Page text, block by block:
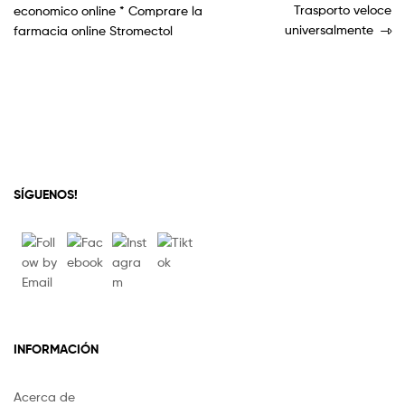
economico online * Comprare la
farmacia online Stromectol
Trasporto veloce
universalmente
SÍGUENOS!
INFORMACIÓN
Acerca de